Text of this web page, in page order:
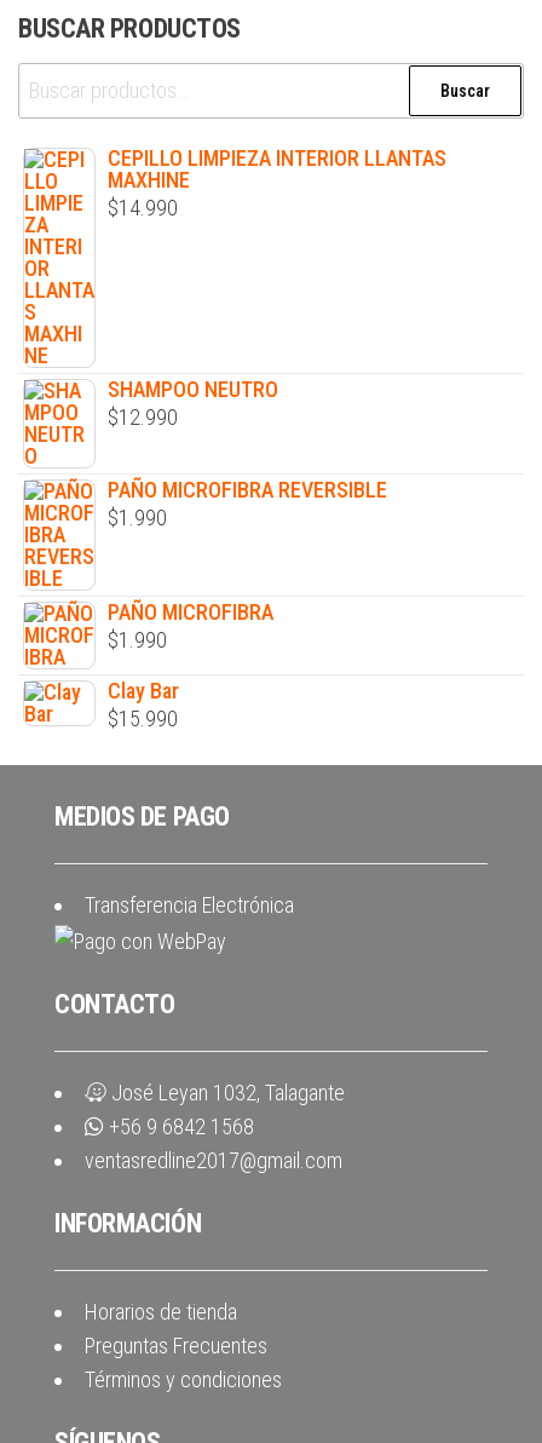
BUSCAR PRODUCTOS
Buscar
CEPILLO LIMPIEZA INTERIOR LLANTAS
MAXHINE
$14.990
SHAMPOO NEUTRO
$12.990
PAÑO MICROFIBRA REVERSIBLE
$1.990
PAÑO MICROFIBRA
$1.990
Clay Bar
$15.990
MEDIOS DE PAGO
Transferencia Electrónica
CONTACTO
José Leyan 1032, Talagante
+56 9 6842 1568
ventasredline2017@gmail.com
INFORMACIÓN
Horarios de tienda
Preguntas Frecuentes
Términos y condiciones